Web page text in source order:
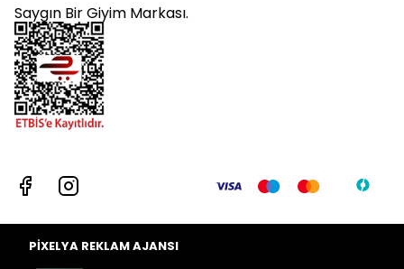
Saygın Bir Giyim Markası.
PİXELYA REKLAM AJANSI